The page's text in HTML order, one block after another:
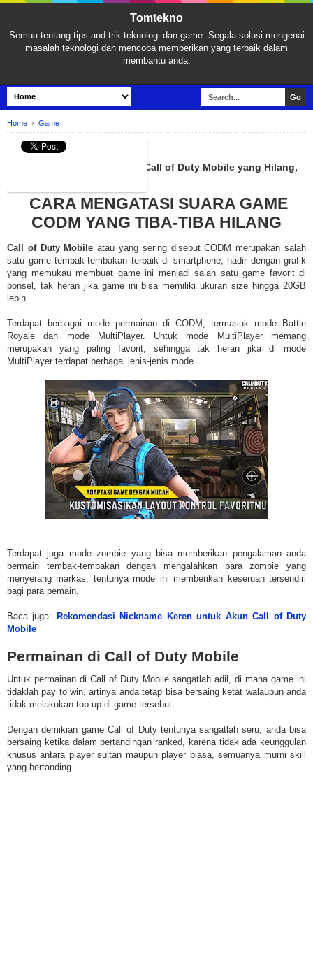
Tomtekno
Semua tentang tips and trik teknologi dan game. Segala solusi mengenai
masalah teknologi dan mencoba memberikan yang terbaik dalam
membantu anda.
Home › Game
GAME
Cara Mengatasi Suara Game Call of Duty Mobile yang Hilang,
CARA MENGATASI SUARA GAME
CODM YANG TIBA-TIBA HILANG
Call of Duty Mobile atau yang sering disebut CODM merupakan salah
satu game tembak-tembakan terbaik di smartphone, hadir dengan grafik
yang memukau membuat game ini menjadi salah satu game favorit di
ponsel, tak heran jika game ini bisa memiliki ukuran size hingga 20GB
lebih.
Terdapat berbagai mode permainan di CODM, termasuk mode Battle
Royale dan mode MultiPlayer. Untuk mode MultiPlayer memang
merupakan yang paling favorit, sehingga tak heran jika di mode
MultiPlayer terdapat berbagai jenis-jenis mode.
Terdapat juga mode zombie yang bisa memberikan pengalaman anda
bermain tembak-tembakan dengan mengalahkan para zombie yang
menyerang markas, tentunya mode ini memberikan keseruan tersendiri
bagi para pemain.
Baca juga: Rekomendasi Nickname Keren untuk Akun Call of Duty
Mobile
Permainan di Call of Duty Mobile
Untuk permainan di Call of Duty Mobile sangatlah adil, di mana game ini
tidaklah pay to win, artinya anda tetap bisa bersaing ketat walaupun anda
tidak melakukan top up di game tersebut.
Dengan demikian game Call of Duty tentunya sangatlah seru, anda bisa
bersaing ketika dalam pertandingan ranked, karena tidak ada keunggulan
khusus antara player sultan maupun player biasa, semuanya murni skill
yang bertanding.